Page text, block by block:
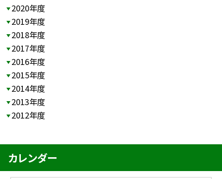
2020年度
2019年度
2018年度
2017年度
2016年度
2015年度
2014年度
2013年度
2012年度
カレンダー